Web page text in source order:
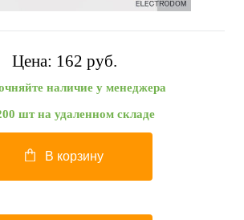
Цена: 162 pуб.
наличие у менеджера
шт на удаленном складе
В корзину